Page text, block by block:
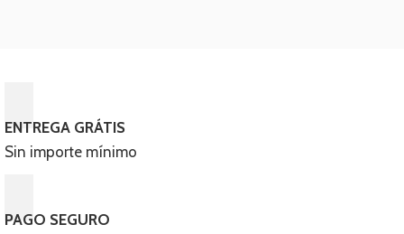
ENTREGA GRÁTIS
Sin importe mínimo
PAGO SEGURO